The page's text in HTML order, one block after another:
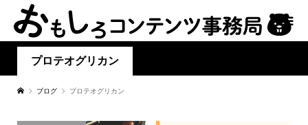
プロテオグリカン
ブログ プロテオグリカン